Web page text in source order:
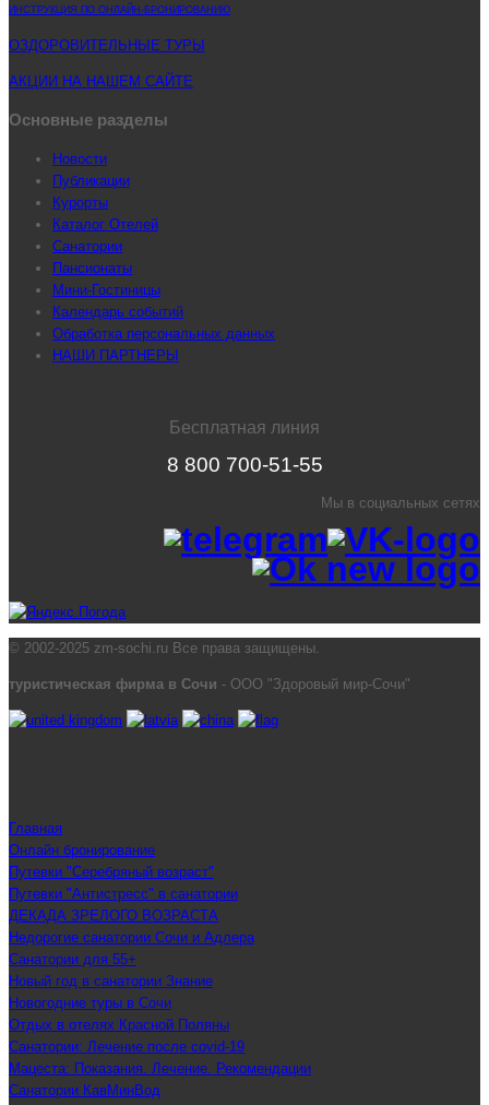
ИНСТРУКЦИЯ ПО ОНЛАЙН-БРОНИРОВАНИЮ
ОЗДОРОВИТЕЛЬНЫЕ ТУРЫ
АКЦИИ НА НАШЕМ САЙТЕ
Основные разделы
Новости
Публикации
Курорты
Каталог Отелей
Санатории
Пансионаты
Мини-Гостиницы
Календарь событий
Обработка персональных данных
НАШИ ПАРТНЕРЫ
Бесплатная линия
8 800 700-51-55
Мы в социальных сетях
© 2002-2025 zm-sochi.ru Все права защищены.
туристическая фирма в Сочи - ООО "Здоровый мир-Сочи"
Главная
Онлайн бронирование
Путевки "Серебряный возраст"
Путевки "Антистресс" в санатории
ДЕКАДА ЗРЕЛОГО ВОЗРАСТА
Недорогие санатории Сочи и Адлера
Санатории для 55+
Новый год в санатории Знание
Новогодние туры в Сочи
Отдых в отелях Красной Поляны
Санатории: Лечение после covid-19
Мацеста: Показания. Лечение. Рекомендации
Санатории КавМинВод